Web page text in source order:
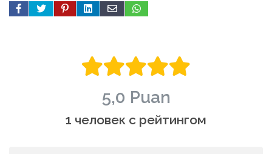
5,0 Puan
1 человек с рейтингом